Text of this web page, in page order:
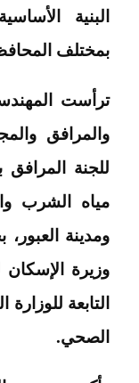
البنية
بمختلف
ترأست
والمرافق
للجنة
مياه الشرب
ومدينة
وزيرة
التابعة
الصحي.